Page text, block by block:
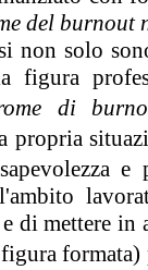
del burnout
non solo
figura
di
propria
e
di mettere in
figura